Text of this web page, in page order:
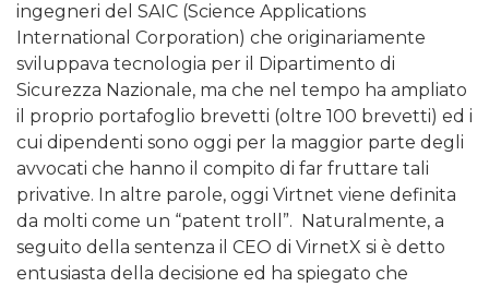
ingegneri del SAIC (Science Applications
International Corporation) che originariamente
sviluppava tecnologia per il Dipartimento di
Sicurezza Nazionale, ma che nel tempo ha ampliato
il proprio portafoglio brevetti (oltre 100 brevetti) ed i
cui dipendenti sono oggi per la maggior parte degli
avvocati che hanno il compito di far fruttare tali
privative. In altre parole, oggi Virtnet viene definita
da molti come un “patent troll”. Naturalmente, a
seguito della sentenza il CEO di VirnetX si è detto
entusiasta della decisione ed ha spiegato che